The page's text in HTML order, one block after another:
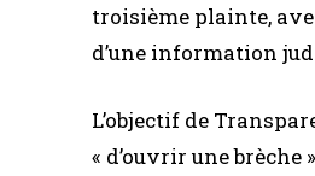
troisième plainte,
d’une information
L’objectif de
« d’ouvrir une brèche